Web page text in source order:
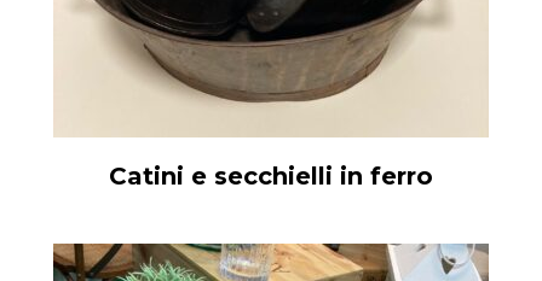
Catini e secchielli in ferro